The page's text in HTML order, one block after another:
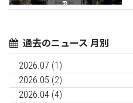
過去のニュース 月別
2026.07 (1)
2026.05 (2)
2026.04 (4)